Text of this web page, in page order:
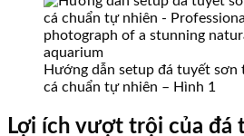
Hướng dẫn setup đá tuyết sơn
cá chuẩn tự nhiên – Hình 1
Lợi ích vượt trội của đá